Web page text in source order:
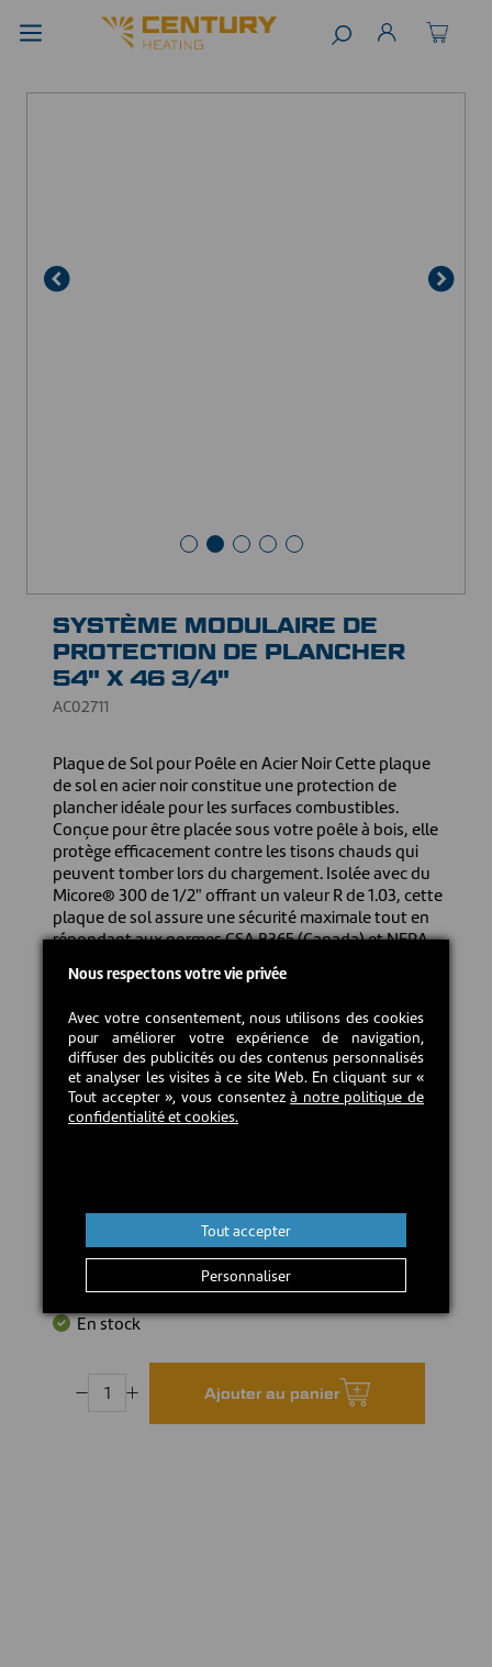
SYSTÈME MODULAIRE DE
PROTECTION DE PLANCHER
54" X 46 3/4"
AC02711
Plaque de Sol pour Poêle en Acier Noir Cette plaque
de sol en acier noir constitue une protection de
plancher idéale pour les surfaces combustibles.
Conçue pour être placée sous votre poêle à bois, elle
protège efficacement contre les tisons chauds qui
peuvent tomber lors du chargement. Isolée avec du
Micore® 300 de 1/2" offrant un valeur R de 1.03, cette
plaque de sol assure une sécurité maximale tout en
répondant aux normes CSA B365 (Canada) et NFPA
211 (États-Unis). ▪ Dimensions : 54" P x 46 3/4" L ▪
Matériau : Acier isolé avec du Micore® 300 ▪ Finition :
résistance accrue ▪ Poids : 68 lb (31 kg) ▪
Compatibilité : Recommandée pour les poêles dont
les dimensions n'excèdent pas 28" P x 30" L ▪
Certifications : CSA B365 (Canada) et NFPA 211 (États-
Unis) ▪ Brevet d'invention : [D1007009]
410,00 CAD$
En stock
Ajouter au panier
Nous respectons votre vie privée
Avec votre consentement, nous utilisons des cookies
pour améliorer votre expérience de navigation,
diffuser des publicités ou des contenus personnalisés
et analyser les visites à ce site Web. En cliquant sur «
Tout accepter », vous consentezà notre politique de
confidentialité et cookies.
Personnaliser
Tout accepter